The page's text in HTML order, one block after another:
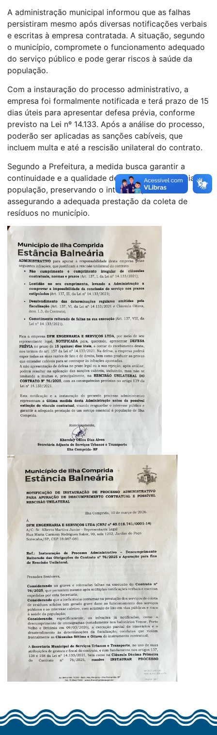
A administração municipal informou que as falhas
persistiram mesmo após diversas notificações verbais
e escritas à empresa contratada. A situação, segundo
o município, compromete o funcionamento adequado
do serviço público e pode gerar riscos à saúde da
população.
Com a instauração do processo administrativo, a
empresa foi formalmente notificada e terá prazo de 15
dias úteis para apresentar defesa prévia, conforme
previsto na Lei nº 14.133. Após a análise do processo,
poderão ser aplicadas as sanções cabíveis, que
incluem multa e até a rescisão unilateral do contrato.
Segundo a Prefeitura, a medida busca garantir a
continuidade e a qualidade de um serviço essencial à
população, preservando o interesse público e
assegurando a adequada prestação da coleta de
resíduos no município.